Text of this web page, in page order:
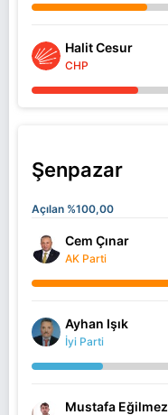
Halit Cesur
CHP
Şenpazar
Açılan %100,00
Cem Çınar
AK Parti
Ayhan Işık
İyi Parti
Mustafa Eğilmez